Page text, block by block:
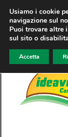
Usiamo i cookie
navigazione sul
Puoi trovare altre
sul sito o
Accetta